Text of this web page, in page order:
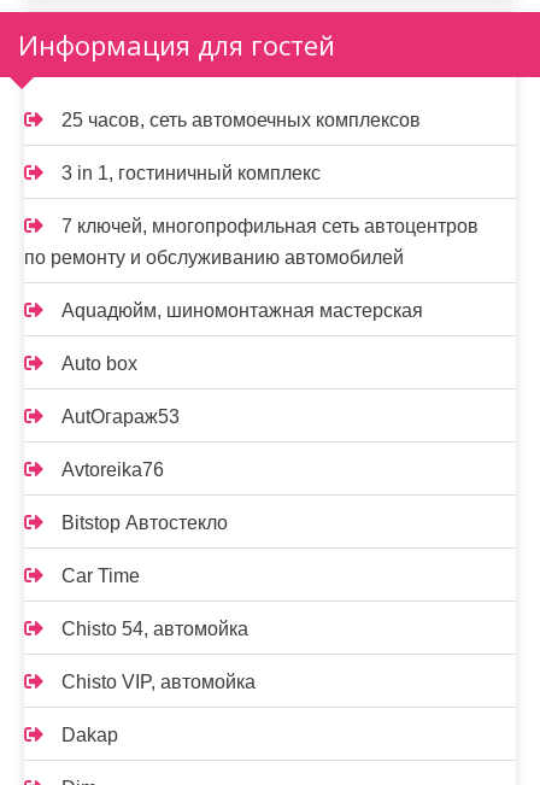
Информация для гостей
25 часов, сеть автомоечных комплексов
3 in 1, гостиничный комплекс
7 ключей, многопрофильная сеть автоцентров
по ремонту и обслуживанию автомобилей
Aquaдюйм, шиномонтажная мастерская
Auto box
AutOгараж53
Avtoreika76
Bitstop Автостекло
Car Time
Chisto 54, автомойка
Chisto VIP, автомойка
Dakap